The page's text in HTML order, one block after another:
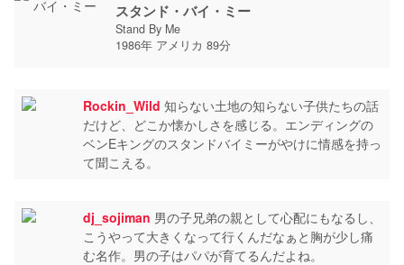
スタンド・バイ・ミー
Stand By Me
1986年 アメリカ 89分
Rockin_Wild 知らない土地の知らない子供たちの話
だけど、どこか懐かしさを感じる。エンディングの
ベンEキングのスタンドバイミーがやけに情感を持っ
て聞こえる。
dj_sojiman 男の子兄弟の親として心配にもなるし、
こうやって大きくなって行くんだなぁと胸が少し痛
む名作。男の子はパパが育てるんだよね。